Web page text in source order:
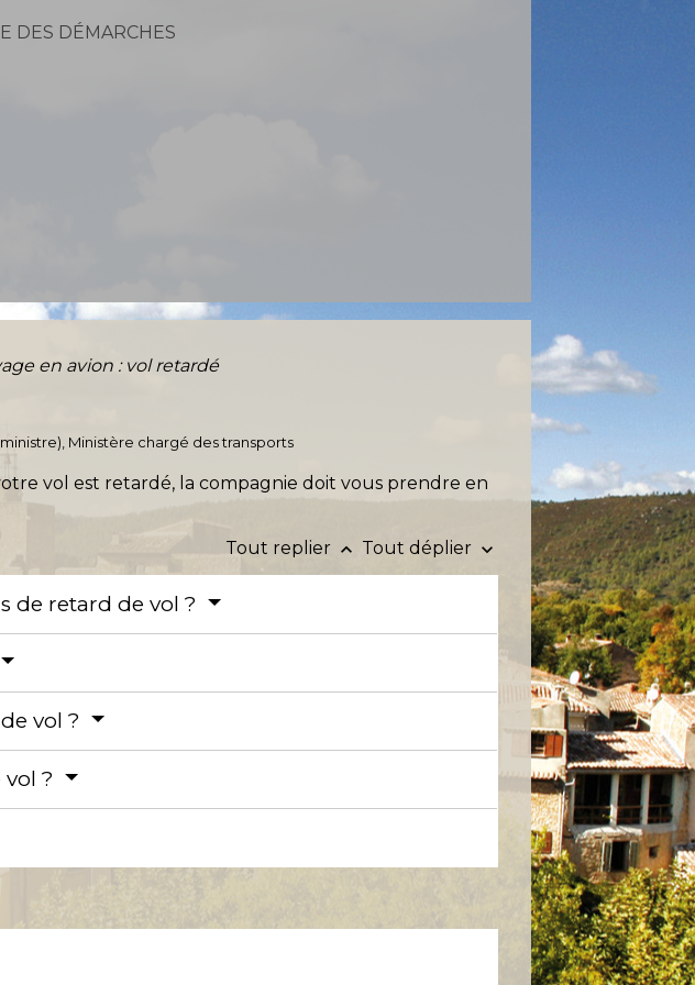
DES DÉMARCHES
en avion : vol retardé
Ministère chargé des transports
vol est retardé, la compagnie doit vous prendre en
Tout replier keyboard_arrow_up Tout déplier keyboard_arrow_down
de retard de vol ?
vol ?
?